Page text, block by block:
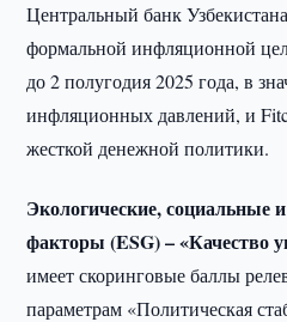
Центральный банк
формальной инфляционной
до 2 полугодия 2025 года, в
инфляционных давлений, и
жесткой денежной политики.
Экологические, социальные
факторы (ESG) – «Качество
имеет скоринговые баллы
параметрам «Политическая